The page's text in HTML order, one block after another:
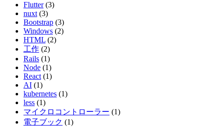
Flutter (3)
nuxt (3)
Bootstrap (3)
Windows (2)
HTML (2)
工作 (2)
Rails (1)
Node (1)
React (1)
AI (1)
kubernetes (1)
less (1)
マイクロコントローラー (1)
電子ブック (1)